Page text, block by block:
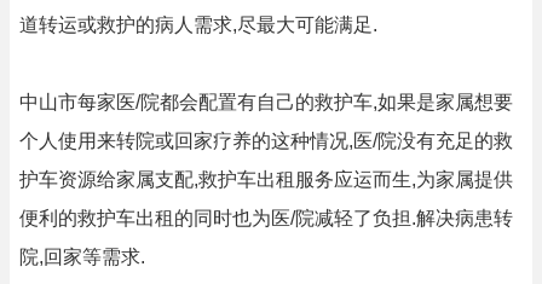
道转运或救护的病人需求,尽最大可能满足.
中山市每家医/院都会配置有自己的救护车,如果是家属想要
个人使用来转院或回家疗养的这种情况,医/院没有充足的救
护车资源给家属支配,救护车出租服务应运而生,为家属提供
便利的救护车出租的同时也为医/院减轻了负担.解决病患转
院,回家等需求.